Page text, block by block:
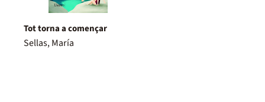
Tot torna a començar
Sellas, María